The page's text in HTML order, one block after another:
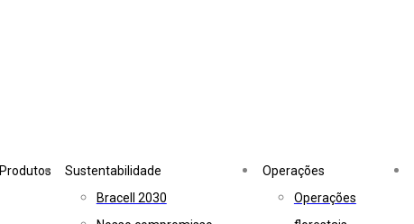
Produtos
Sustentabilidade
Bracell 2030
Operações
Operações